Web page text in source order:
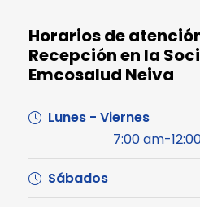
Horarios de
Recepción en la
Emcosalud Neiva
Lunes - Viernes
7:00 am-
Sábados